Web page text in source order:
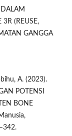
(REUSE,
GANGGA
A. (2023).
POTENSI
BONE